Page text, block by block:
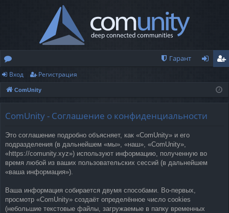
о
ру
Гарант
ис
Вход Регистрация
ComUnity
ComUnity - Соглашение о конфиденциальности
Это соглашение подробно объясняет, как «ComUnity» и его
подразделения (в дальнейшем «мы», «наш», «ComUnity»,
«https://comunity.xyz») используют информацию, полученную во
время любой из ваших пользовательских сессий (в дальнейшем
«ваша информация»).
Ваша информация собирается двумя способами. Во-первых,
просмотр «ComUnity» создаёт определённое число cookies
(небольшие текстовые файлы, загружаемые в папку временных